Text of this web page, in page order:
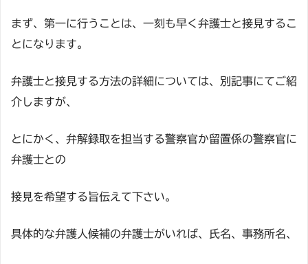
まず、第一に行うことは、一刻も早く弁護士と接見するこ
とになります。
弁護士と接見する方法の詳細については、別記事にてご紹
介しますが、
とにかく、弁解録取を担当する警察官か留置係の警察官に
弁護士との
接見を希望する旨伝えて下さい。
具体的な弁護人候補の弁護士がいれば、氏名、事務所名、